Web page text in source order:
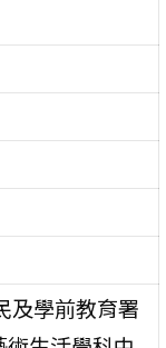
及學前教育署